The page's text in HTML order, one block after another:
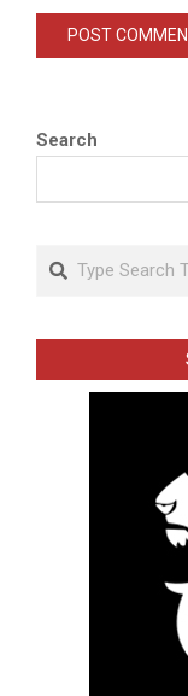
Search
Search